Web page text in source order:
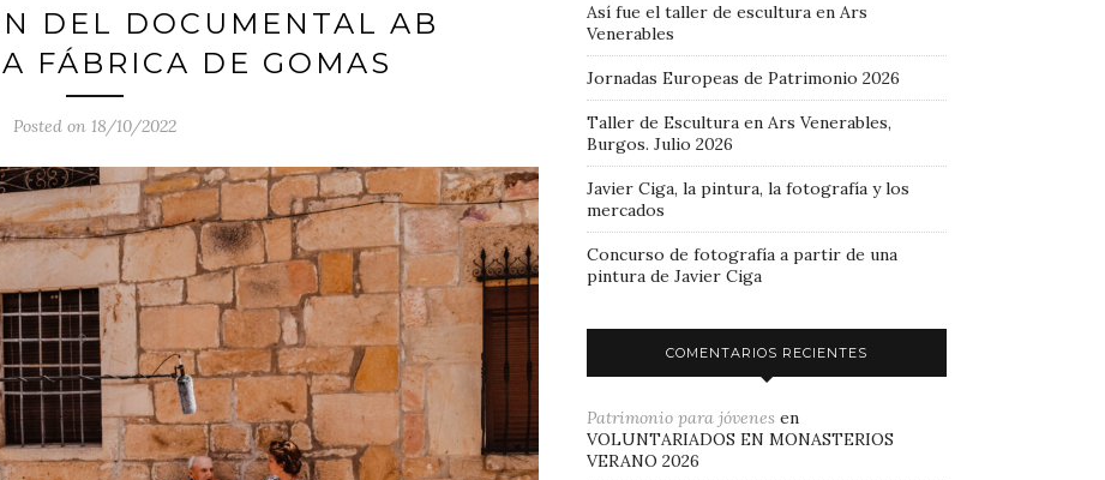
DEL DOCUMENTAL AB
FÁBRICA DE GOMAS
Posted on 18/10/2022
Así fue el taller de escultura en Ars
Venerables
Jornadas Europeas de Patrimonio 2026
Taller de Escultura en Ars Venerables,
Burgos. Julio 2026
Javier Ciga, la pintura, la fotografía y los
mercados
Concurso de fotografía a partir de una
pintura de Javier Ciga
COMENTARIOS RECIENTES
Patrimonio para jóvenes en
VOLUNTARIADOS EN MONASTERIOS
VERANO 2026